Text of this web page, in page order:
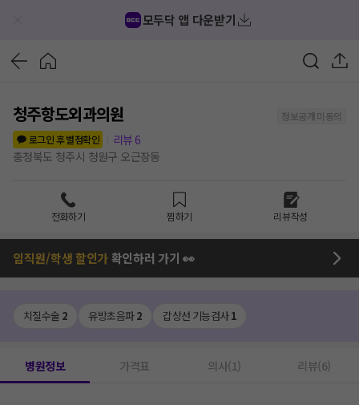
모두닥 앱 다운받기
청주항도외과의원
정보공개 미동의
로그인 후 별점확인
리뷰 6
충청북도 청주시 청원구 오근장동
전화하기 찜하기 리뷰작성
임직원/학생 할인가확인하러 가기 👀
치질수술 2 유방초음파2 갑상선 기능검사1
병원정보 가격표 의사(1) 리뷰(6)